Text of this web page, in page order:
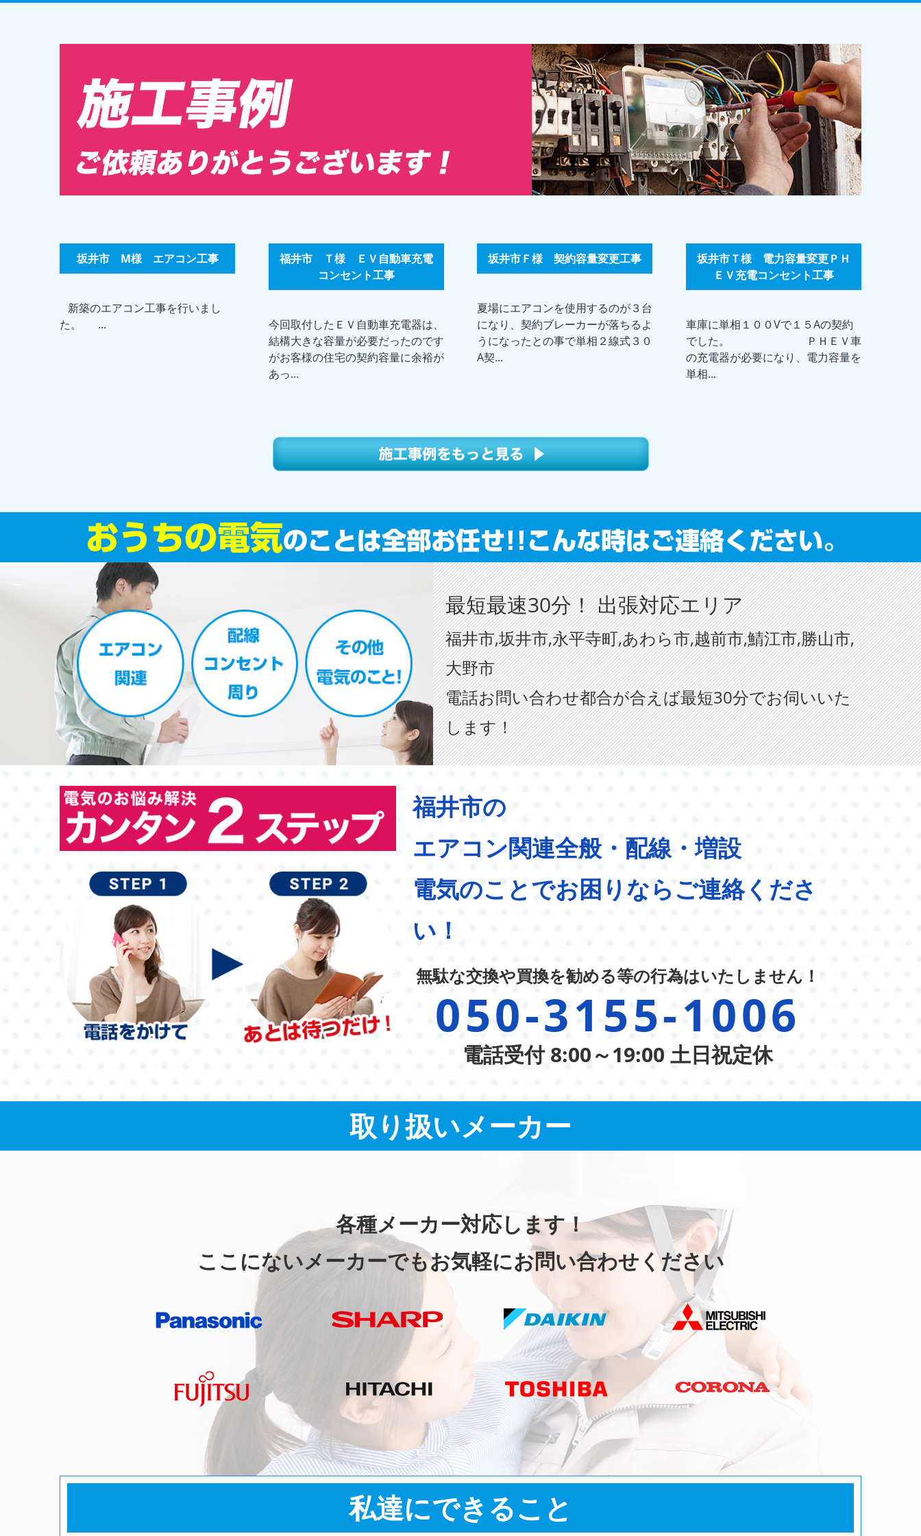
坂井市 M様 エアコン工事
新築のエアコン工事を行いまし
た。 ...
福井市 Ｔ様 ＥＶ自動車充電
コンセント工事
今回取付したＥＶ自動車充電器は、
結構大きな容量が必要だったのです
がお客様の住宅の契約容量に余裕が
あっ...
坂井市Ｆ様 契約容量変更工事
夏場にエアコンを使用するのが３台
になり、契約ブレーカーが落ちるよ
うになったとの事で単相２線式３０
A契...
坂井市Ｔ様 電力容量変更ＰＨ
ＥＶ充電コンセント工事
車庫に単相１００Vで１５Aの契約
でした。 ＰＨＥＶ車
の充電器が必要になり、電力容量を
単相...
最短最速30分！ 出張対応エリア
福井市,坂井市,永平寺町,あわら市,越前市,鯖江市,勝山市,
大野市
電話お問い合わせ都合が合えば最短30分でお伺いいた
します！
福井市の
エアコン関連全般・配線・増設
電気のことでお困りならご連絡くださ
い！
無駄な交換や買換を勧める等の行為はいたしません！
050-3155-1006
電話受付 8:00～19:00 土日祝定休
取り扱いメーカー
各種メーカー対応します！
ここにないメーカーでもお気軽にお問い合わせください
私達にできること